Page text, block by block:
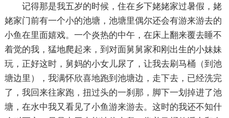
记得那是我五岁的时候，住在乡下姥姥家过暑假，姥
姥家门前有一个小的池塘，池塘里偶尔还会有游来游去的
小鱼在里面嬉戏。一个炎热的中午，在床上翻来覆去睡不
着觉的我，猛地爬起来，到对面舅舅家和刚出生的小妹妹
玩，正好这时，舅妈的小女儿尿了，让我去刷马桶（到池
塘边里），我满怀欣喜地跑到池塘边，走下去，已经洗完
了，我回来往家跑，扭过头的一刹那，脚下一划掉进了池
塘，在水中我又看见了小鱼游来游去。这时的我还不知什